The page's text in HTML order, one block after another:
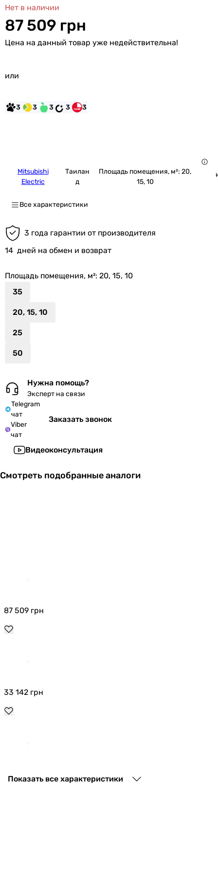
Нет в наличии
87 509 грн
Цена на данный товар уже недействительна!
или
3 3 3 3 3
Mitsubishi
Electric
Таилан
д
Площадь помещения, м²: 20,
15, 10
Все характеристики
3 года гарантии от производителя
14 дней на обмен и возврат
Площадь помещения, м²: 20, 15, 10
35
20, 15, 10
25
50
Нужна помощь?
Эксперт на связи
Telegram
чат
Viber
чат
Заказать звонок
Видеоконсультация
Смотреть подобранные аналоги
87 509 грн
33 142 грн
35 391
Показать все характеристики